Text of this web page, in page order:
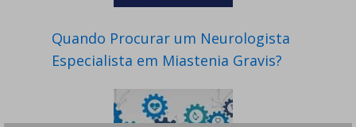
Quando Procurar um Neurologista
Especialista em Miastenia Gravis?